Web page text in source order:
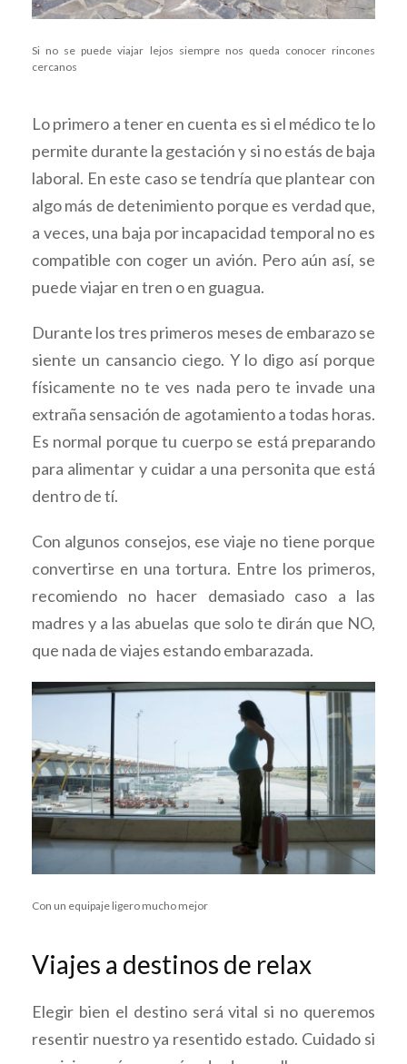
Si no se puede viajar lejos siempre nos queda conocer rincones
cercanos
Lo primero a tener en cuenta es si el médico te lo
permite durante la gestación y si no estás de baja
laboral. En este caso se tendría que plantear con
algo más de detenimiento porque es verdad que,
a veces, una baja por incapacidad temporal no es
compatible con coger un avión. Pero aún así, se
puede viajar en tren o en guagua.
Durante los tres primeros meses de embarazo se
siente un cansancio ciego. Y lo digo así porque
físicamente no te ves nada pero te invade una
extraña sensación de agotamiento a todas horas.
Es normal porque tu cuerpo se está preparando
para alimentar y cuidar a una personita que está
dentro de tí.
Con algunos consejos, ese viaje no tiene porque
convertirse en una tortura. Entre los primeros,
recomiendo no hacer demasiado caso a las
madres y a las abuelas que solo te dirán que NO,
que nada de viajes estando embarazada.
Con un equipaje ligero mucho mejor
Viajes a destinos de relax
Elegir bien el destino será vital si no queremos
resentir nuestro ya resentido estado. Cuidado si